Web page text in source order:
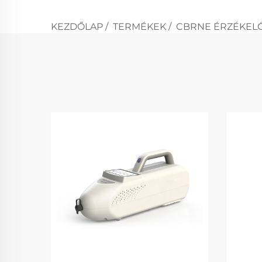
KEZDŐLAP / TERMÉKEK / CBRNE